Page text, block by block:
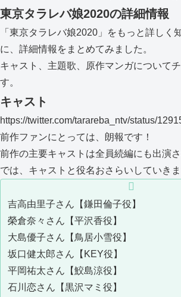
東京タラレバ娘2020の詳細情報
「東京タラレバ娘2020」をもっと詳しく
に、詳細情報をまとめてみました。
キャスト、主題歌、原作マンガについて
す。
キャスト
https://twitter.com/tarareba_ntv/status/
前作ファンにとっては、朗報です！
前作の主要キャストは全員続編にも出演さ
では、キャストと役名おさらいしていきま
吉高由里子さん【鎌田倫子役】
榮倉奈々さん【平沢香役】
大島優子さん【鳥居小雪役】
坂口健太郎さん【KEY役】
平岡祐太さん【鮫島涼役】
石川恋さん【黒沢マミ役】